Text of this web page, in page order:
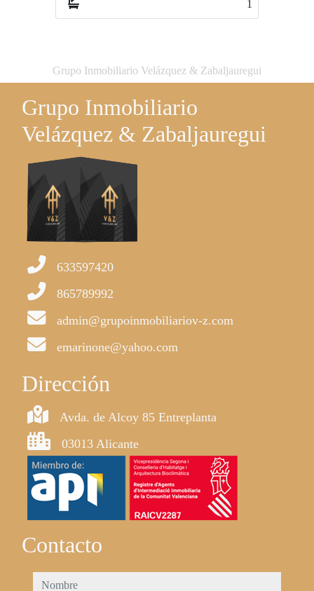
Grupo Inmobiliario Velázquez & Zabaljauregui
Grupo Inmobiliario
Velázquez & Zabaljauregui
633597420
865789992
admin@grupoinmobiliariov-z.com
emarinone@yahoo.com
Dirección
Avda. de Alcoy 85 Entreplanta
03013 Alicante
Contacto
nombre